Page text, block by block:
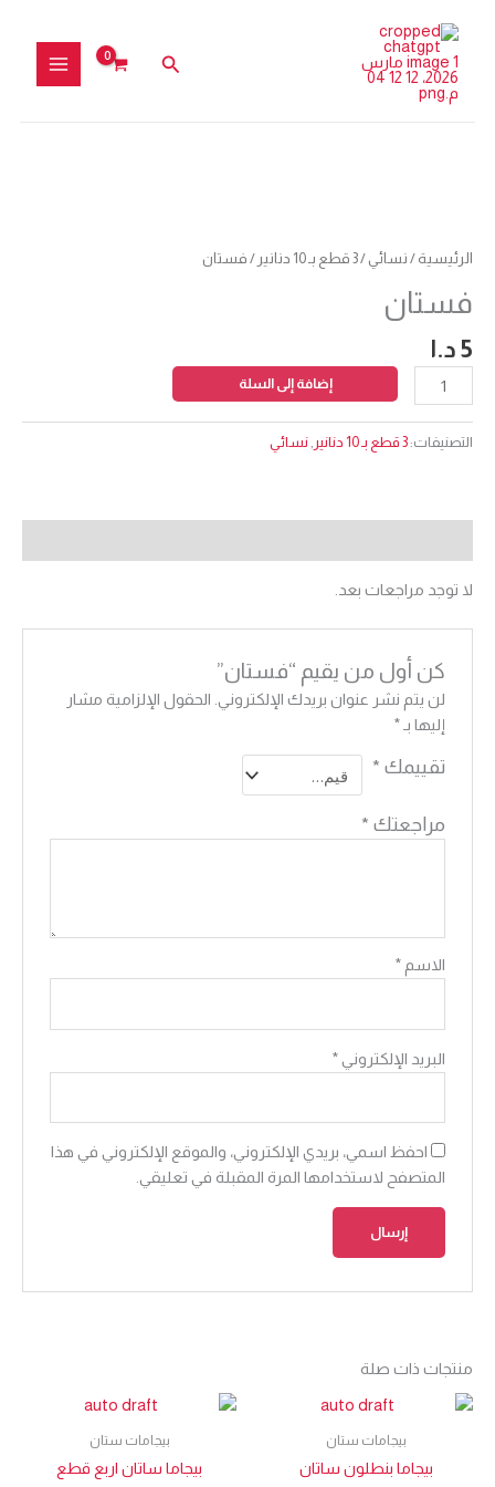
المحتوى
البحث
الرئيسية / نسائي /3 قطع بـ 10 دنانير / فستان
فستان
5 د.ا
إضافة إلى السلة
التصنيفات: 3 قطع بـ 10 دنانير ,نسائي
لا توجد مراجعات بعد.
كن أول من يقيم “فستان”
لن يتم نشر عنوان بريدك الإلكتروني. الحقول الإلزامية مشار
إليها بـ*
تقييمك *
مراجعتك *
الاسم*
البريد الإلكتروني*
احفظ اسمي، بريدي الإلكتروني، والموقع الإلكتروني في هذا
المتصفح لاستخدامها المرة المقبلة في تعليقي.
منتجات ذات صلة
بيجامات ستان
بيجاما بنطلون ساتان
بيجامات ستان
بيجاما ساتان اربع قطع